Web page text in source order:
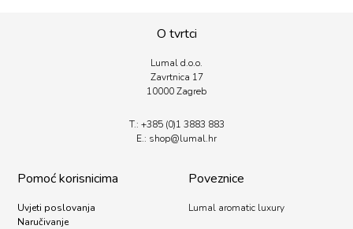
O tvrtci
Lumal d.o.o.
Zavrtnica 17
10000 Zagreb
T.: +385 (0)1 3883 883
E.: shop@lumal.hr
Pomoć korisnicima
Uvjeti poslovanja
Naručivanje
Poveznice
Lumal aromatic luxury